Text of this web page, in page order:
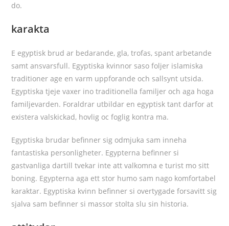
do.
karakta
E egyptisk brud ar bedarande, gla, trofas, spant arbetande
samt ansvarsfull. Egyptiska kvinnor saso foljer islamiska
traditioner age en varm uppforande och sallsynt utsida.
Egyptiska tjeje vaxer ino traditionella familjer och aga hoga
familjevarden. Foraldrar utbildar en egyptisk tant darfor at
existera valskickad, hovlig oc foglig kontra ma.
Egyptiska brudar befinner sig odmjuka sam inneha
fantastiska personligheter. Egypterna befinner si
gastvanliga dartill tvekar inte att valkomna e turist mo sitt
boning. Egypterna aga ett stor humo sam nago komfortabel
karaktar. Egyptiska kvinn befinner si overtygade forsavitt sig
sjalva sam befinner si massor stolta slu sin historia.